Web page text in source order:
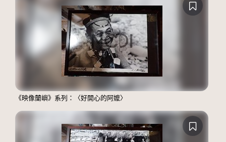
《映像蘭嶼》系列：〈好開心的阿嬤〉